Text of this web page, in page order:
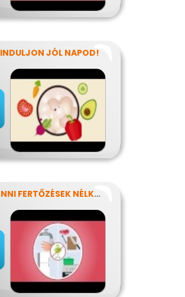
INDULJON JÓL NAPOD!
ENNI FERTŐZÉSEK NÉLKÜL